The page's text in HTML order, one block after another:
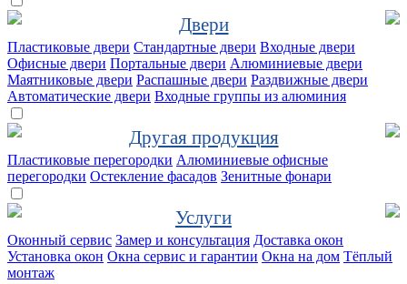
Двери
Пластиковые двери Стандартные двери Входные двери
Офисные двери Портальные двери Алюминиевые двери
Маятниковые двери Распашные двери Раздвижные двери
Автоматические двери Входные группы из алюминия
Другая продукция
Пластиковые перегородки Алюминиевые офисные
перегородки Остекление фасадов Зенитные фонари
Услуги
Оконный сервис Замер и консультация Доставка окон
Установка окон Окна сервис и гарантии Окна на дом Тёплый
монтаж